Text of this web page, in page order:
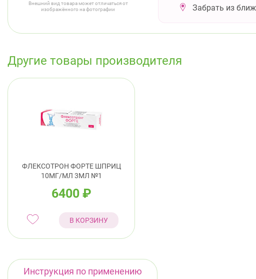
Внешний вид товара может отличаться от
изображённого на фотографии
Забрать из
Другие товары производителя
ФЛЕКСОТРОН ФОРТЕ ШПРИЦ
10МГ/МЛ 3МЛ №1
6400 ₽
В КОРЗИНУ
Инструкция по применению